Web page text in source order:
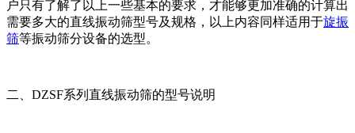
户只有了解了以上一些基本的要求，才能够更加准确的计算出
需要多大的直线振动筛型号及规格，以上内容同样适用于旋振
筛等振动筛分设备的选型。
二、DZSF系列直线振动筛的型号说明